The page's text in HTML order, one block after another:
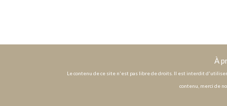
À
Le contenu de ce site n'est pas libre de droits. Il est interdit
contenu, merci de